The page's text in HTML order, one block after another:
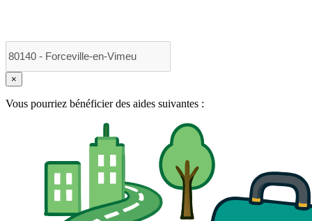
×
Vous pourriez bénéficier des aides suivantes :